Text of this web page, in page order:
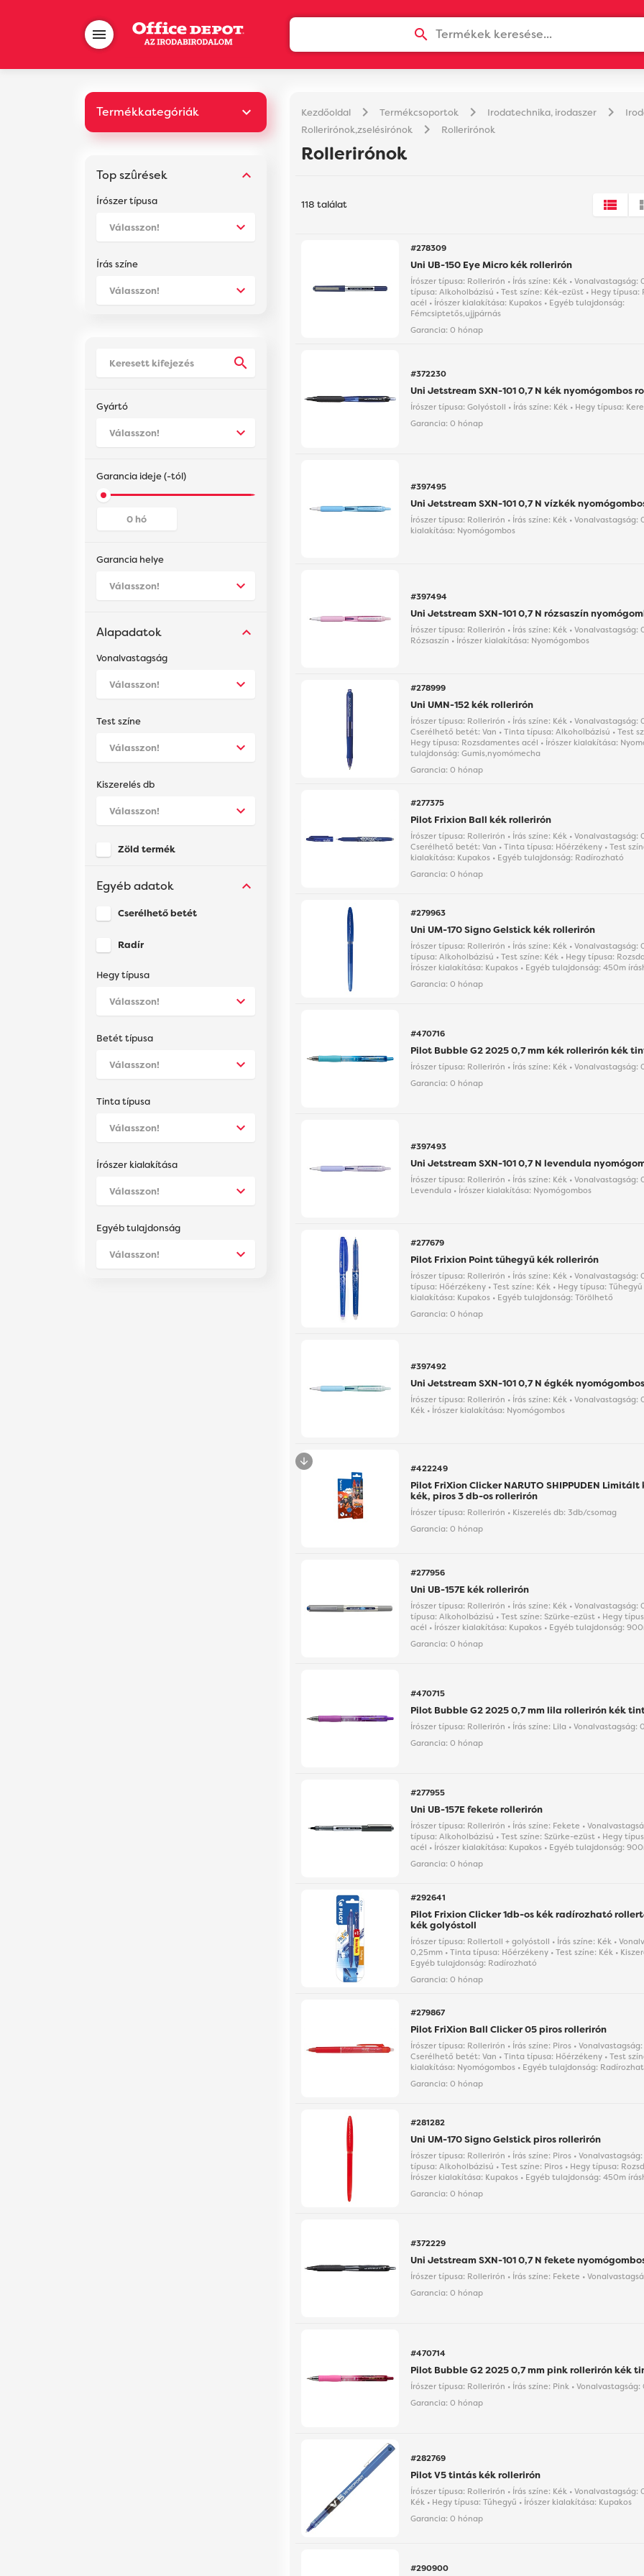
Termékek keresése...
Kezdőoldal chevron_right Termékcsoportok chevron_right Irodatechnika, irodaszer chevron_right
Rollerirónok,zselésirónok chevron_right Rollerirónok
Rollerirónok
118 találat
#278309
Uni UB-150 Eye Micro kék rollerirón
Írószer típusa: Rollerirón • Írás színe: Kék • Vonalvastagság:
típusa: Alkoholbázisú • Test színe: Kék-ezüst • Hegy típusa:
acél • Írószer kialakítása: Kupakos • Egyéb tulajdonság:
Fémcsiptetős,ujjpárnás
Garancia: 0 hónap
#372230
Uni Jetstream SXN-101 0,7 N kék nyomógombos
Írószer típusa: Golyóstoll • Írás színe: Kék • Hegy típusa:
Garancia: 0 hónap
#397495
Uni Jetstream SXN-101 0,7 N vízkék
Írószer típusa: Rollerirón • Írás színe: Kék • Vonalvastagság:
kialakítása: Nyomógombos
#397494
Uni Jetstream SXN-101 0,7 N rózsaszín
Írószer típusa: Rollerirón • Írás színe: Kék • Vonalvastagság:
Rózsaszín • Írószer kialakítása: Nyomógombos
#278999
Uni UMN-152 kék rollerirón
Írószer típusa: Rollerirón • Írás színe: Kék • Vonalvastagság:
Cserélhető betét: Van • Tinta típusa: Alkoholbázisú • Test
Hegy típusa: Rozsdamentes acél • Írószer kialakítása:
tulajdonság: Gumis,nyomómecha
Garancia: 0 hónap
#277375
Pilot Frixion Ball kék rollerirón
Írószer típusa: Rollerirón • Írás színe: Kék • Vonalvastagság:
Cserélhető betét: Van • Tinta típusa: Hőérzékeny • Test
kialakítása: Kupakos • Egyéb tulajdonság: Radírozható
Garancia: 0 hónap
#279963
Uni UM-170 Signo Gelstick kék rollerirón
Írószer típusa: Rollerirón • Írás színe: Kék • Vonalvastagság:
típusa: Alkoholbázisú • Test színe: Kék • Hegy típusa:
Írószer kialakítása: Kupakos • Egyéb tulajdonság: 450m
Garancia: 0 hónap
#470716
Pilot Bubble G2 2025 0,7 mm kék rollerirón kék
Írószer típusa: Rollerirón • Írás színe: Kék • Vonalvastagság:
Garancia: 0 hónap
#397493
Uni Jetstream SXN-101 0,7 N levendula
Írószer típusa: Rollerirón • Írás színe: Kék • Vonalvastagság:
Levendula • Írószer kialakítása: Nyomógombos
#277679
Pilot Frixion Point tűhegyű kék rollerirón
Írószer típusa: Rollerirón • Írás színe: Kék • Vonalvastagság:
típusa: Hőérzékeny • Test színe: Kék • Hegy típusa: Tűhegyű
kialakítása: Kupakos • Egyéb tulajdonság: Törölhető
Garancia: 0 hónap
#397492
Uni Jetstream SXN-101 0,7 N égkék
Írószer típusa: Rollerirón • Írás színe: Kék • Vonalvastagság:
Kék • Írószer kialakítása: Nyomógombos
#422249
Pilot FriXion Clicker NARUTO SHIPPUDEN
kék, piros 3 db-os rollerirón
Írószer típusa: Rollerirón • Kiszerelés db: 3db/csomag
Garancia: 0 hónap
#277956
Uni UB-157E kék rollerirón
Írószer típusa: Rollerirón • Írás színe: Kék • Vonalvastagság:
típusa: Alkoholbázisú • Test színe: Szürke-ezüst • Hegy
acél • Írószer kialakítása: Kupakos • Egyéb tulajdonság:
Garancia: 0 hónap
#470715
Pilot Bubble G2 2025 0,7 mm lila rollerirón kék
Írószer típusa: Rollerirón • Írás színe: Lila • Vonalvastagság:
Garancia: 0 hónap
#277955
Uni UB-157E fekete rollerirón
Írószer típusa: Rollerirón • Írás színe: Fekete •
típusa: Alkoholbázisú • Test színe: Szürke-ezüst • Hegy
acél • Írószer kialakítása: Kupakos • Egyéb tulajdonság:
Garancia: 0 hónap
#292641
Pilot Frixion Clicker 1db-os kék radírozható
kék golyóstoll
Írószer típusa: Rollertoll + golyóstoll • Írás színe: Kék •
0,25mm • Tinta típusa: Hőérzékeny • Test színe: Kék •
Egyéb tulajdonság: Radírozható
Garancia: 0 hónap
#279867
Pilot FriXion Ball Clicker 05 piros rollerirón
Írószer típusa: Rollerirón • Írás színe: Piros •
Cserélhető betét: Van • Tinta típusa: Hőérzékeny • Test
kialakítása: Nyomógombos • Egyéb tulajdonság:
Garancia: 0 hónap
#281282
Uni UM-170 Signo Gelstick piros rollerirón
Írószer típusa: Rollerirón • Írás színe: Piros •
típusa: Alkoholbázisú • Test színe: Piros • Hegy típusa:
Írószer kialakítása: Kupakos • Egyéb tulajdonság: 450m
Garancia: 0 hónap
#372229
Uni Jetstream SXN-101 0,7 N fekete
Írószer típusa: Rollerirón • Írás színe: Fekete •
Garancia: 0 hónap
#470714
Pilot Bubble G2 2025 0,7 mm pink rollerirón kék
Írószer típusa: Rollerirón • Írás színe: Pink • Vonalvastagság:
Garancia: 0 hónap
#282769
Pilot V5 tintás kék rollerirón
Írószer típusa: Rollerirón • Írás színe: Kék • Vonalvastagság:
Kék • Hegy típusa: Tűhegyű • Írószer kialakítása: Kupakos
Garancia: 0 hónap
#290900
Termékkategóriák
Iratrendezés, archiválás
Íróeszközök, rajzeszközök és
Irodaszer
Bútor
Háztartási kisgép, konyha
Top szûrések
Írószer típusa
Írás színe
Gyártó
Garancia ideje(-tól)
Garancia helye
Alapadatok
Vonalvastagság
Test színe
Kiszerelés db
Zöld termék
Egyéb adatok
Cserélhető betét
Radír
Hegy típusa
Betét típusa
Tinta típusa
Írószer kialakítása
Egyéb tulajdonság